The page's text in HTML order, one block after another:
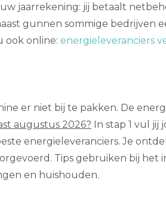
jaarrekening: jij betaalt
gunnen sommige bedrijven
ook online: energieleveranciers
er niet bij te pakken. De
augustus 2026? In stap 1 vul jij
energieleveranciers. Je
Tips gebruiken bij het
en huishouden.